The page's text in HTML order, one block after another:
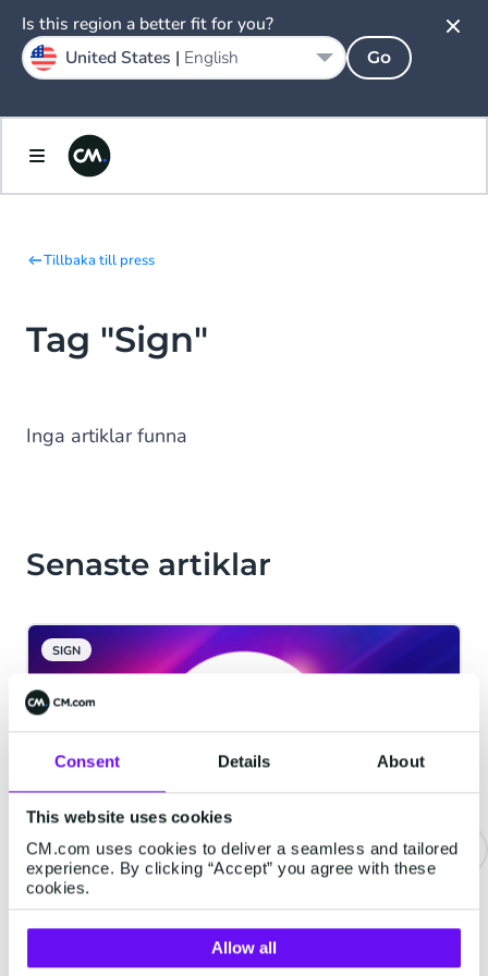
Consent Details About
This website uses cookies
CM.com uses cookies to deliver a seamless and tailored
experience. By clicking “Accept” you agree with these
cookies.
Allow all
Tillbaka till press
Tag "Sign"
Inga artiklar funna
Senaste artiklar
SIGN
CM.com lanserar Agentic AI-
Breda, 6 februari 2025 - CM.com
Is this region a better fit for you?
United States | English Go